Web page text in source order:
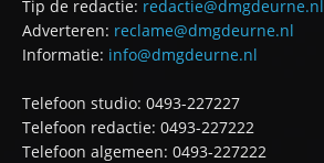
Tip de redactie: redactie@dmgdeurne.nl
Adverteren: reclame@dmgdeurne.nl
Informatie: info@dmgdeurne.nl
Telefoon studio: 0493-227227
Telefoon redactie: 0493-227222
Telefoon algemeen: 0493-227222